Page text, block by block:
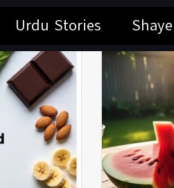
Urdu Stories